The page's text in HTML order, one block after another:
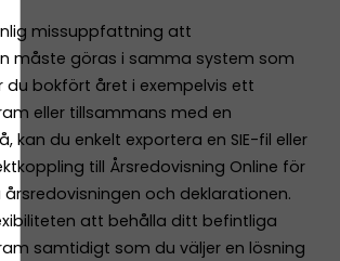
missuppfattning att
måste göras i samma system som
du bokfört året i exempelvis ett
eller tillsammans med en
kan du enkelt exportera en SIE-fil eller
till Årsredovisning Online för
och deklarationen.
att behålla ditt befintliga
samtidigt som du väljer en lösning